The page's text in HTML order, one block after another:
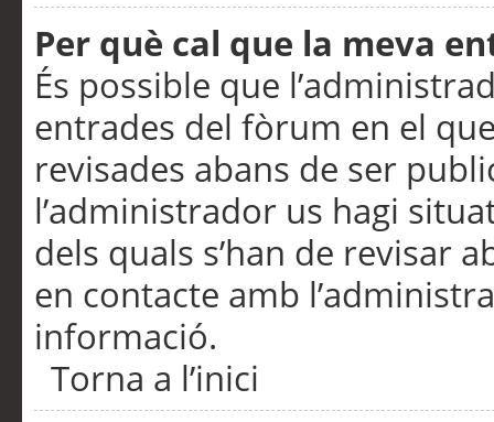
Per què cal que la meva
És possible que
entrades del fòrum en el
revisades abans de ser
l’administrador us hagi
dels quals s’han de revisar
en contacte amb
informació.
Torna a l’inici